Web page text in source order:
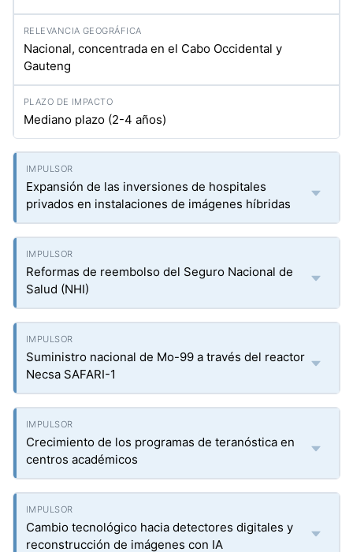
Nacional, concentrada en el Cabo Occidental y
Gauteng
Mediano plazo (2-4 años)
Expansión de las inversiones de hospitales
privados en instalaciones de imágenes híbridas
Reformas de reembolso del Seguro Nacional de
Salud (NHI)
Suministro nacional de Mo-99 a través del reactor
Necsa SAFARI-1
Crecimiento de los programas de teranóstica en
centros académicos
Cambio tecnológico hacia detectores digitales y
reconstrucción de imágenes con IA